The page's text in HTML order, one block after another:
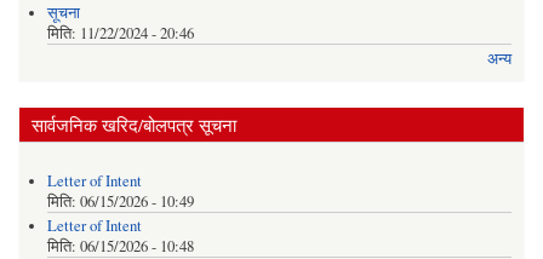
सूचना
मिति: 11/22/2024 - 20:46
अन्य
सार्वजनिक खरिद/बोलपत्र सूचना
Letter of Intent
मिति: 06/15/2026 - 10:49
Letter of Intent
मिति: 06/15/2026 - 10:48